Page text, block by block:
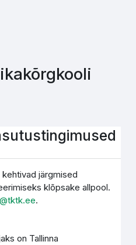
järgmised
klõpsake allpool.
.
on Tallinna